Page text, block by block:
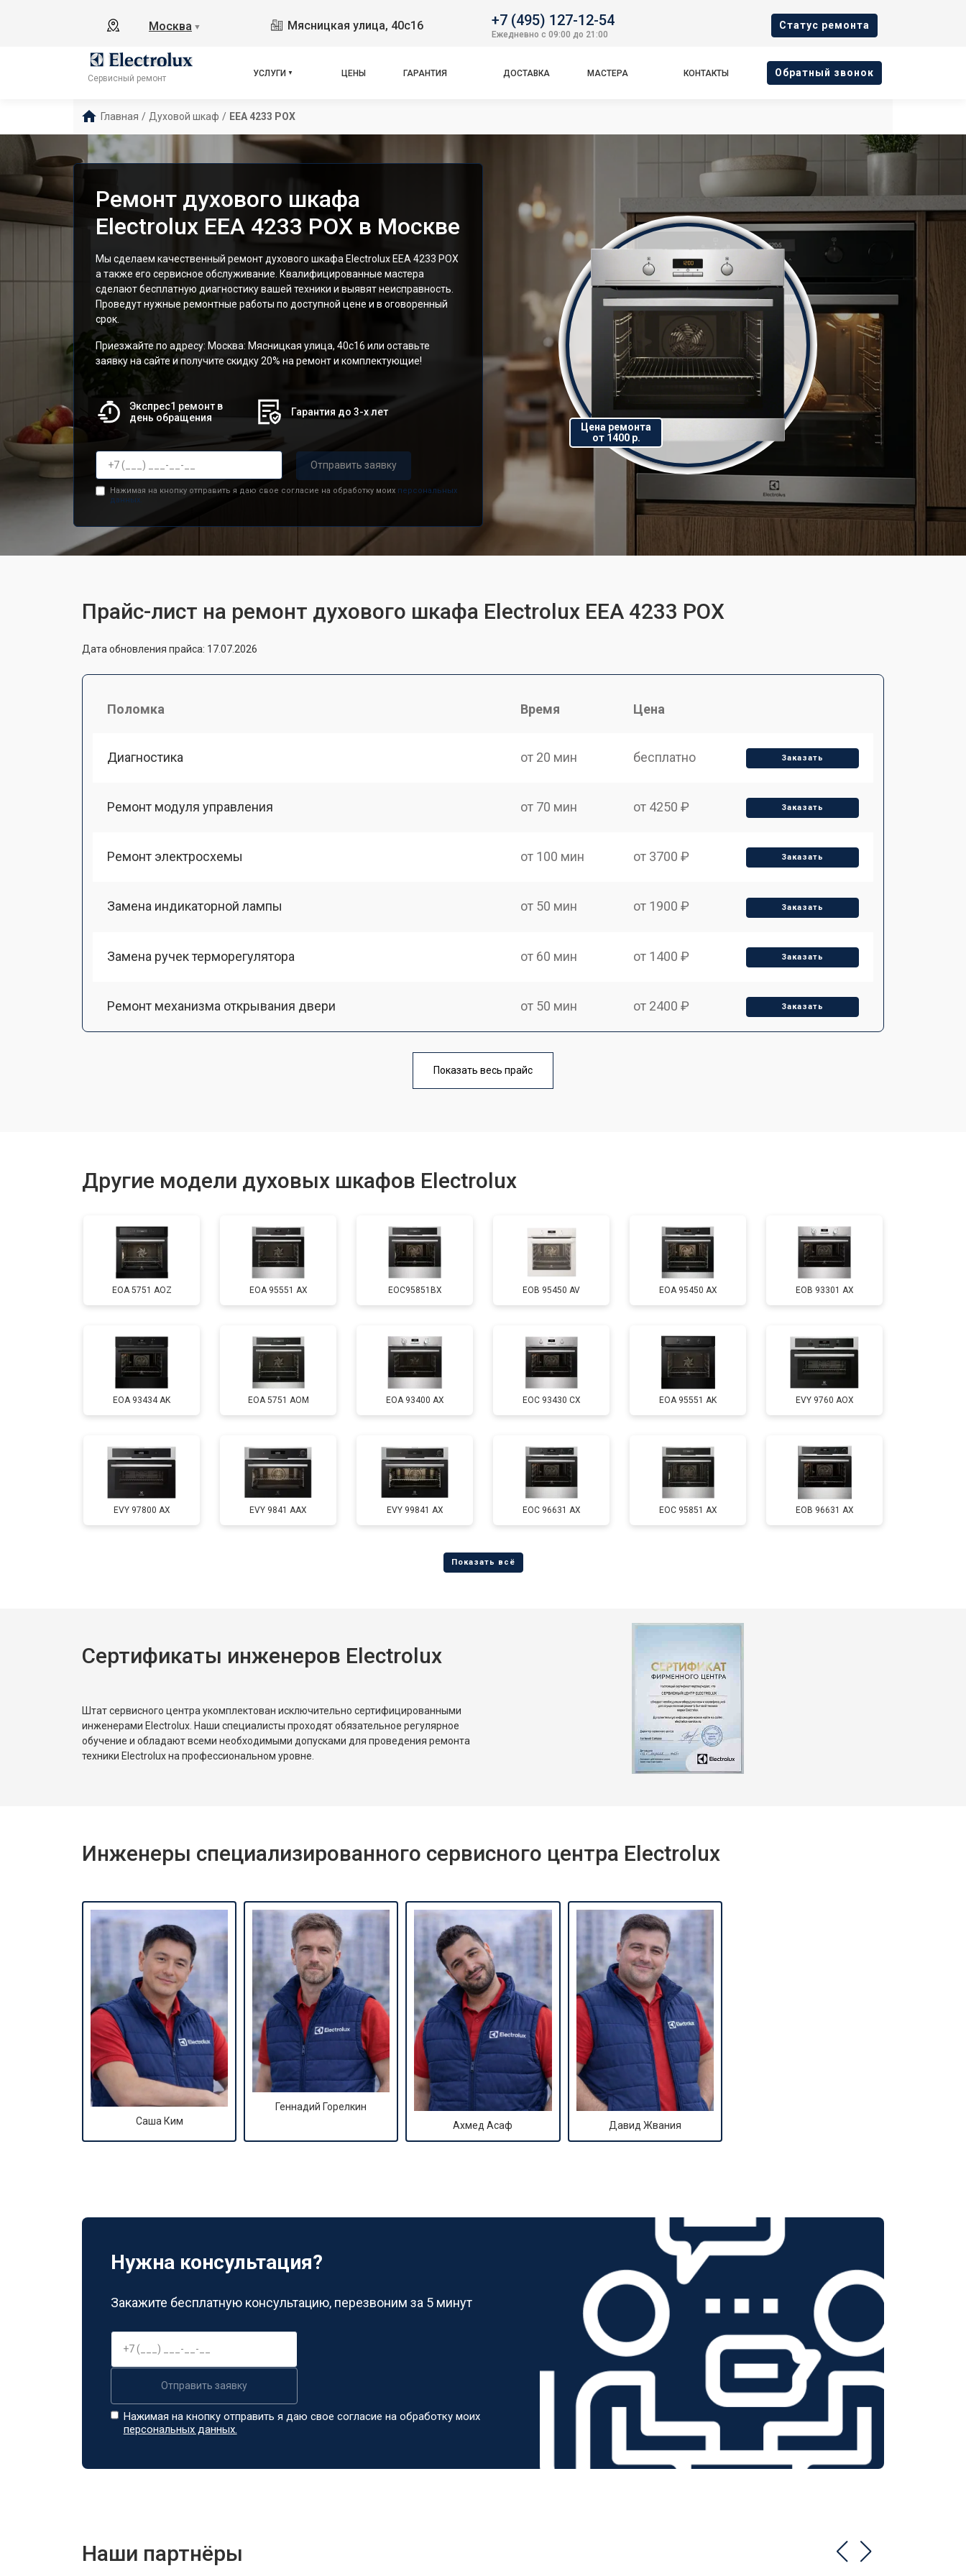
Москва ▼ Мясницкая улица, 40с16 +7 (495) 127-12-54
Ежедневно с 09:00 до 21:00
Cтатус ремонта
Сервисный ремонт
УСЛУГИ ЦЕНЫ ГАРАНТИЯ ДОСТАВКА МАСТЕРА КОНТАКТЫ Oбратный звонок
Главная / Духовой шкаф / EEA 4233 POX
Ремонт духового шкафа
Electrolux EEA 4233 POX в Москве
Мы сделаем качественный ремонт духового шкафа Electrolux EEA 4233 POX
а также его сервисное обслуживание. Квалифицированные мастера
сделают бесплатную диагностику вашей техники и выявят неисправность.
Проведут нужные ремонтные работы по доступной цене и в оговоренный
срок.
Приезжайте по адресу: Москва: Мясницкая улица, 40с16 или оставьте
заявку на сайте и получите скидку 20% на ремонт и комплектующие!
Экспрес1 ремонт в
день обращения
Гарантия до 3-х лет
Отправить заявку
Нажимая на кнопку отправить я даю свое согласие на обработку моих персональных
данных.
Цена ремонта
от 1400 р.
Прайс-лист на ремонт духового шкафа Electrolux EEA 4233 POX
Дата обновления прайса: 17.07.2026
Поломка Время Цена
Диагностика от 20 мин бесплатно Заказать
Ремонт модуля управления от 70 мин от 4250 ₽ Заказать
Ремонт электросхемы от 100 мин от 3700 ₽ Заказать
Замена индикаторной лампы от 50 мин от 1900 ₽ Заказать
Замена ручек терморегулятора от 60 мин от 1400 ₽ Заказать
Ремонт механизма открывания двери от 50 мин от 2400 ₽ Заказать
от 90 мин
Замена панели управления от 120 мин от 4500 ₽ Заказать
Показать весь прайс
Другие модели духовых шкафов Electrolux
EOA 5751 AOZ EOA 95551 AX EOC95851BX EOB 95450 AV EOA 95450 AX EOB 93301 AX
EOA 93434 AK EOA 5751 AOM EOA 93400 AX EOC 93430 CX EOA 95551 AK EVY 9760 AOX
EVY 97800 AX EVY 9841 AAX EVY 99841 AX EOC 96631 AX EOC 95851 AX EOB 96631 AX
Сертификаты инженеров Electrolux
Штат сервисного центра укомплектован исключительно сертифицированными
инженерами Electrolux. Наши специалисты проходят обязательное регулярное
обучение и обладают всеми необходимыми допусками для проведения ремонта
техники Electrolux на профессиональном уровне.
Инженеры специализированного сервисного центра Electrolux
Саша Ким
Геннадий Горелкин
Ахмед Асаф
Давид Жвания
Нужна консультация?
Закажите бесплатную консультацию, перезвоним за 5 минут
Отправить заявку
Нажимая на кнопку отправить я даю свое согласие на обработку моих
персональных данных.
Наши партнёры